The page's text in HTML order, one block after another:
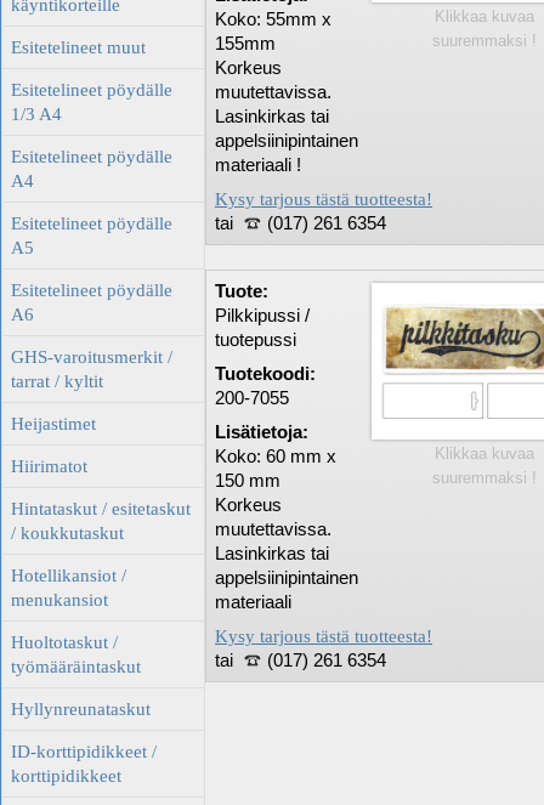
käyntikorteille
Esitetelineet muut
Esitetelineet pöydälle
1/3 A4
Esitetelineet pöydälle
A4
Esitetelineet pöydälle
A5
Esitetelineet pöydälle
A6
GHS-varoitusmerkit /
tarrat / kyltit
Heijastimet
Hiirimatot
Hintataskut / esitetaskut
/ koukkutaskut
Hotellikansiot /
menukansiot
Huoltotaskut /
työmääräintaskut
Hyllynreunataskut
ID-korttipidikkeet /
korttipidikkeet
Klikkaa kuvaa
suuremmaksi !
Koko: 55mm x
155mm
Korkeus
muutettavissa.
Lasinkirkas tai
appelsiinipintainen
materiaali !
Kysy tarjous tästä tuotteesta!
tai (017) 261 6354
Tuote:
Pilkkipussi /
tuotepussi
Klikkaa kuvaa
suuremmaksi !
Tuotekoodi:
200-7055
Lisätietoja:
Koko: 60 mm x
150 mm
Korkeus
muutettavissa.
Lasinkirkas tai
appelsiinipintainen
materiaali
Kysy tarjous tästä tuotteesta!
tai (017) 261 6354